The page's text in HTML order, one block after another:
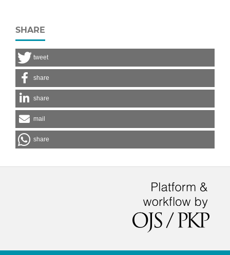
SHARE
tweet
share
share
mail
share